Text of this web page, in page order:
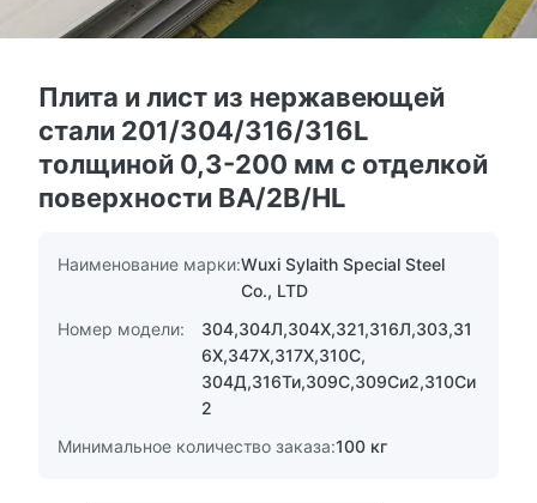
Плита и лист из нержавеющей
стали 201/304/316/316L
толщиной 0,3-200 мм с отделкой
поверхности BA/2B/HL
Наименование марки:Wuxi Sylaith Special Steel
Co., LTD
Номер модели:
304,304Л,304Х,321,316Л,303,31
6Х,347Х,317Х,310С,
304Д,316Ти,309С,309Си2,310Си
2
Минимальное количество заказа:100 кг